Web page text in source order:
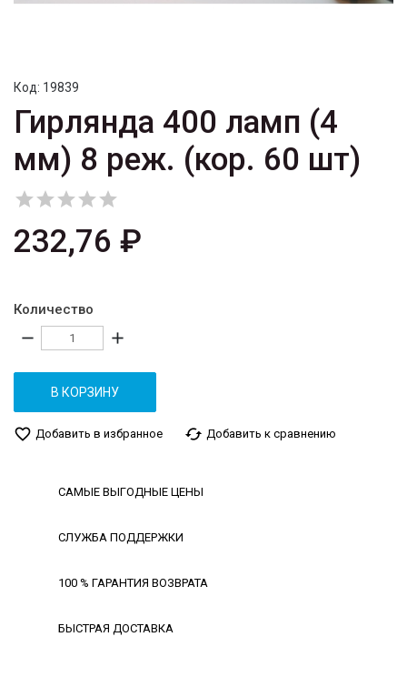
Код: 19839
Гирлянда 400 ламп (4
мм) 8 реж. (кор. 60 шт)

232,76 ₽
Количество
remove add
В КОРЗИНУ
favorite_border Добавить в избранное cached Добавить к сравнению
САМЫЕ ВЫГОДНЫЕ ЦЕНЫ
СЛУЖБА ПОДДЕРЖКИ
100 % ГАРАНТИЯ ВОЗВРАТА
БЫСТРАЯ ДОСТАВКА